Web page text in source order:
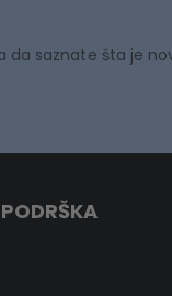
da saznate šta je